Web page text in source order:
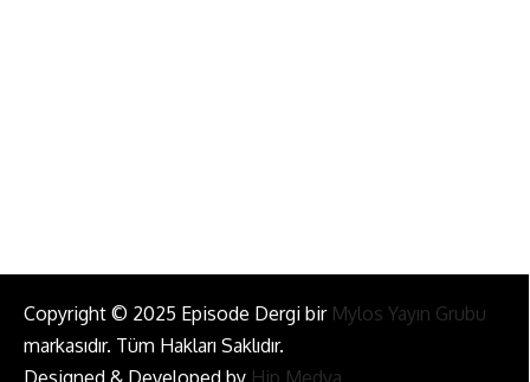
Copyright © 2025 Episode Dergi bir Mylos Yayın Grubu
markasıdır. Tüm Hakları Saklıdır.
Designed & Developed by Hip Medya